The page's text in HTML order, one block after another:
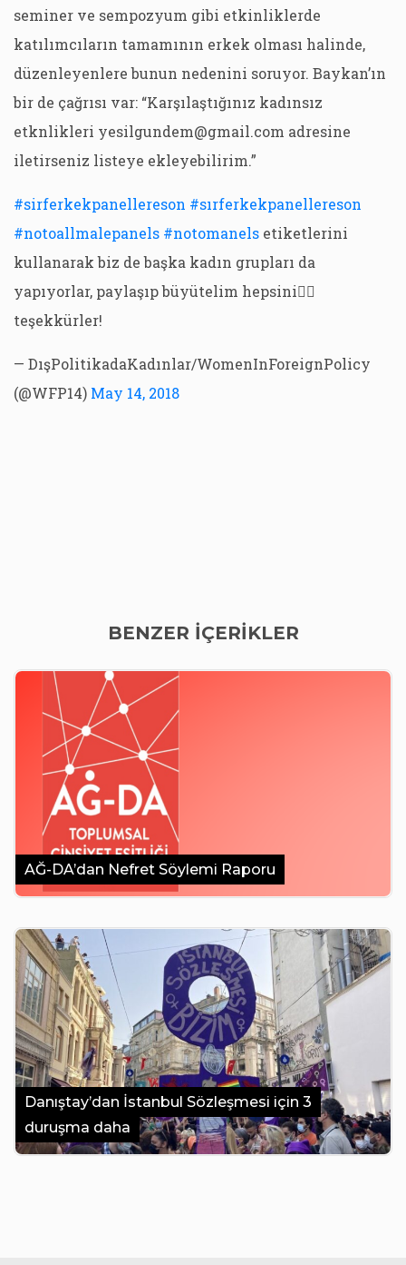
seminer ve sempozyum gibi etkinliklerde
katılımcıların tamamının erkek olması halinde,
düzenleyenlere bunun nedenini soruyor. Baykan’ın
bir de çağrısı var: “Karşılaştığınız kadınsız
etknlikleri yesilgundem@gmail.com adresine
iletirseniz listeye ekleyebilirim.”
#sirferkekpanellereson #sırferkekpanellereson
#notoallmalepanels #notomanels etiketlerini
kullanarak biz de başka kadın grupları da
yapıyorlar, paylaşıp büyütelim hepsini👍🏻
teşekkürler!
— DışPolitikadaKadınlar/WomenInForeignPolicy
(@WFP14) May 14, 2018
BENZER İÇERİKLER
AĞ-DA’dan Nefret Söylemi Raporu
Danıştay’dan İstanbul Sözleşmesi için 3
duruşma daha